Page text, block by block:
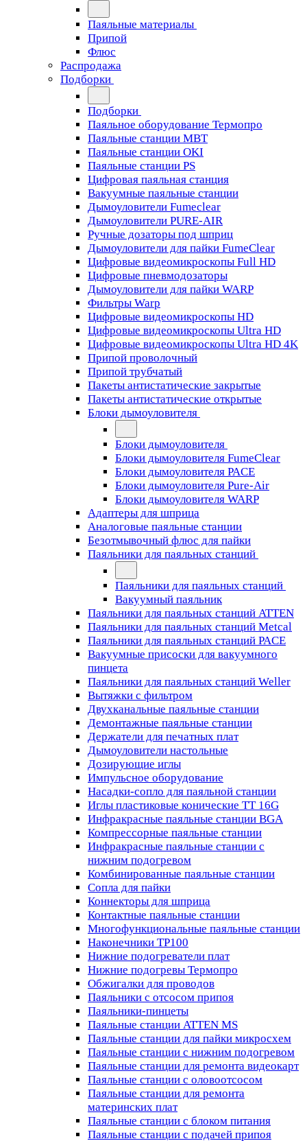
Паяльные материалы
Припой
Флюс
Распродажа
Подборки
Подборки
Паяльное оборудование Термопро
Паяльные станции MBT
Паяльные станции OKI
Паяльные станции PS
Цифровая паяльная станция
Вакуумные паяльные станции
Дымоуловители Fumeclear
Дымоуловители PURE-AIR
Ручные дозаторы под шприц
Дымоуловители для пайки FumeClear
Цифровые видеомикроскопы Full HD
Цифровые пневмодозаторы
Дымоуловители для пайки WARP
Фильтры Warp
Цифровые видеомикроскопы HD
Цифровые видеомикроскопы Ultra HD
Цифровые видеомикроскопы Ultra HD 4K
Припой проволочный
Припой трубчатый
Пакеты антистатические закрытые
Пакеты антистатические открытые
Блоки дымоуловителя
Блоки дымоуловителя
Блоки дымоуловителя FumeClear
Блоки дымоуловителя PACE
Блоки дымоуловителя Pure-Air
Блоки дымоуловителя WARP
Адаптеры для шприца
Аналоговые паяльные станции
Безотмывочный флюс для пайки
Паяльники для паяльных станций
Паяльники для паяльных станций
Вакуумный паяльник
Паяльники для паяльных станций ATTEN
Паяльники для паяльных станций Metcal
Паяльники для паяльных станций PACE
Вакуумные присоски для вакуумного
пинцета
Паяльники для паяльных станций Weller
Вытяжки с фильтром
Двухканальные паяльные станции
Демонтажные паяльные станции
Держатели для печатных плат
Дымоуловители настольные
Дозирующие иглы
Импульсное оборудование
Насадки-сопло для паяльной станции
Иглы пластиковые конические TT 16G
Инфракрасные паяльные станции BGA
Компрессорные паяльные станции
Инфракрасные паяльные станции с
нижним подогревом
Комбинированные паяльные станции
Сопла для пайки
Коннекторы для шприца
Контактные паяльные станции
Многофункциональные паяльные станции
Наконечники TP100
Нижние подогреватели плат
Нижние подогревы Термопро
Обжигалки для проводов
Паяльники с отсосом припоя
Паяльники-пинцеты
Паяльные станции ATTEN MS
Паяльные станции для пайки микросхем
Паяльные станции с нижним подогревом
Паяльные станции для ремонта видеокарт
Паяльные станции с оловоотсосом
Паяльные станции для ремонта
материнских плат
Паяльные станции с блоком питания
Паяльные станции с подачей припоя